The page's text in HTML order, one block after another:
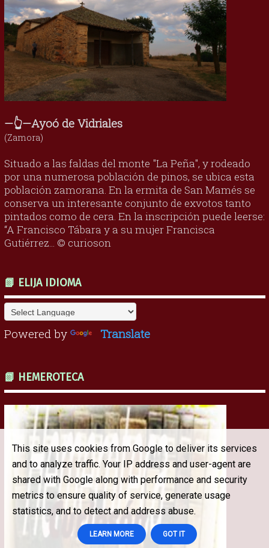
—👆—Ayoó de Vidriales
(Zamora)
Situado a las faldas del monte "La Peña", y rodeado
por una numerosa población de pinos, se ubica esta
población zamorana. En la ermita de San Mamés se
conserva un interesante conjunto de exvotos tanto
pintados como de cera. En la inscripción puede leerse:
“A Francisco Tábara y a su mujer Francisca
Gutiérrez... © curioson
📗 ELIJA IDIOMA
Powered by Translate
📗 HEMEROTECA
This site uses cookies from Google to deliver its services
and to analyze traffic. Your IP address and user-agent are
shared with Google along with performance and security
metrics to ensure quality of service, generate usage
statistics, and to detect and address abuse.
LEARN MORE GOT IT